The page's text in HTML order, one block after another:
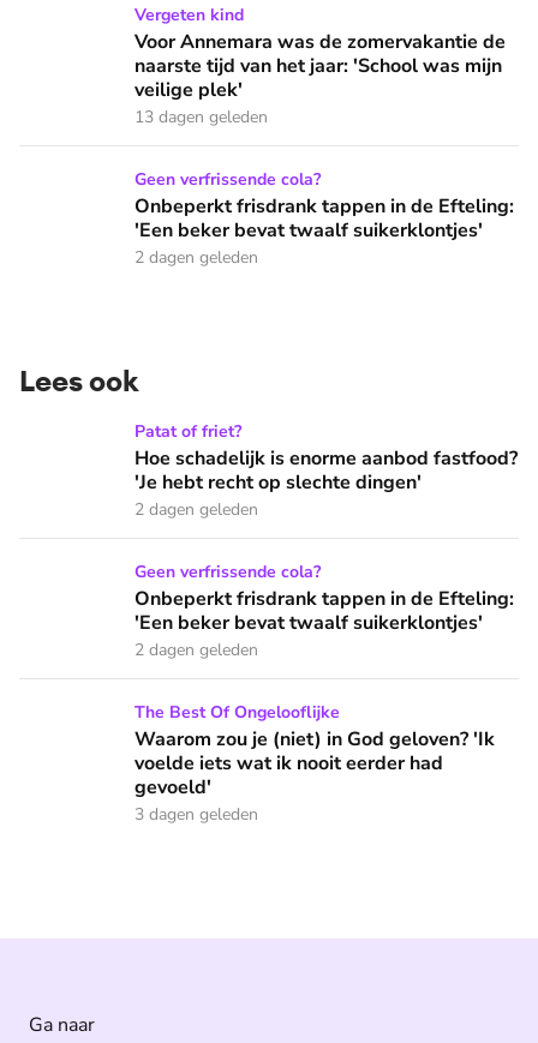
Voor Annemara was de zomervakantie de naarste tijd van
Vergeten kind
Voor Annemara was de zomervakantie de
naarste tijd van het jaar: 'School was mijn
veilige plek'
13 dagen geleden
Onbeperkt frisdrank tappen in de Efteling: 'Een beker
Geen verfrissende cola?
Onbeperkt frisdrank tappen in de Efteling:
'Een beker bevat twaalf suikerklontjes'
2 dagen geleden
Lees ook
Hoe schadelijk is enorme aanbod fastfood? 'Je hebt recht
Patat of friet?
Hoe schadelijk is enorme aanbod fastfood?
'Je hebt recht op slechte dingen'
2 dagen geleden
Onbeperkt frisdrank tappen in de Efteling: 'Een beker
Geen verfrissende cola?
Onbeperkt frisdrank tappen in de Efteling:
'Een beker bevat twaalf suikerklontjes'
2 dagen geleden
Waarom zou je (niet) in God geloven? 'Ik voelde iets wat
The Best Of Ongelooflijke
Waarom zou je (niet) in God geloven? 'Ik
voelde iets wat ik nooit eerder had
gevoeld'
3 dagen geleden
Ga naar